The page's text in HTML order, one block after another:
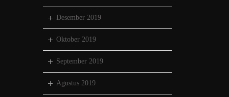
Desember 2019
Oktober 2019
September 2019
Agustus 2019